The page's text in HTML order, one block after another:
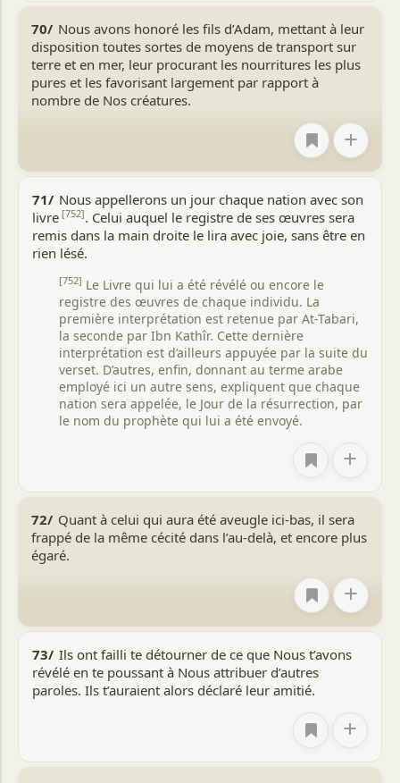
70/ Nous avons honoré les fils d’Adam, mettant à leur
disposition toutes sortes de moyens de transport sur
terre et en mer, leur procurant les nourritures les plus
pures et les favorisant largement par rapport à
nombre de Nos créatures.
+
71/ Nous appellerons un jour chaque nation avec son
livre [752]. Celui auquel le registre de ses œuvres sera
remis dans la main droite le lira avec joie, sans être en
rien lésé.
[752] Le Livre qui lui a été révélé ou encore le
registre des œuvres de chaque individu. La
première interprétation est retenue par At-Tabari,
la seconde par Ibn Kathîr. Cette dernière
interprétation est d’ailleurs appuyée par la suite du
verset. D’autres, enfin, donnant au terme arabe
employé ici un autre sens, expliquent que chaque
nation sera appelée, le Jour de la résurrection, par
le nom du prophète qui lui a été envoyé.
+
72/ Quant à celui qui aura été aveugle ici-bas, il sera
frappé de la même cécité dans l’au-delà, et encore plus
égaré.
+
73/ Ils ont failli te détourner de ce que Nous t’avons
révélé en te poussant à Nous attribuer d’autres
paroles. Ils t’auraient alors déclaré leur amitié.
+